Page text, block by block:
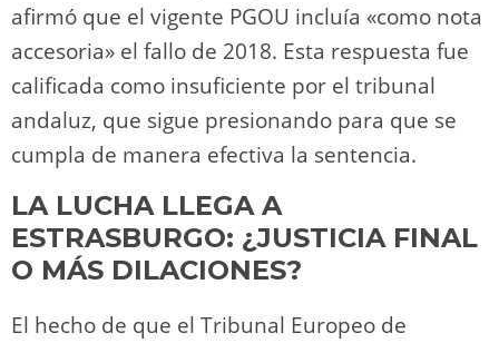
afirmó que el vigente PGOU incluía «como nota
accesoria» el fallo de 2018. Esta respuesta fue
calificada como insuficiente por el tribunal
andaluz, que sigue presionando para que se
cumpla de manera efectiva la sentencia.
LA LUCHA LLEGA A
ESTRASBURGO: ¿JUSTICIA FINAL
O MÁS DILACIONES?
El hecho de que el Tribunal Europeo de